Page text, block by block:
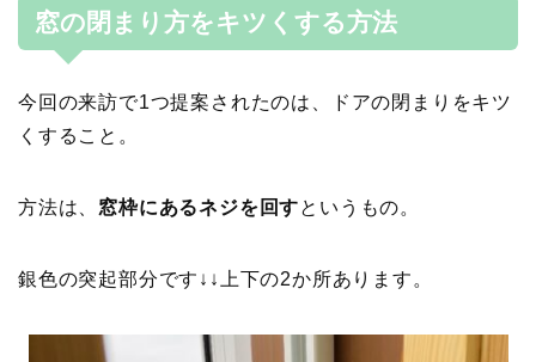
窓の閉まり方をキツくする方法
今回の来訪で1つ提案されたのは、ドアの閉まりをキツ
くすること。
方法は、 窓枠にあるネジを回すというもの。
銀色の突起部分です↓↓上下の2か所あります。